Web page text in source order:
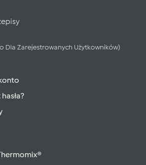
Dla Zarejestrowanych Użytkowników)